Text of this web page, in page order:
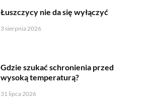
Łuszczycy nie da się wyłączyć
3 sierpnia 2026
Gdzie szukać schronienia przed
wysoką temperaturą?
31 lipca 2026